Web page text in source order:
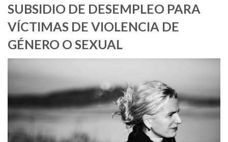
SUBSIDIO DE DESEMPLEO PARA
VÍCTIMAS DE VIOLENCIA DE
GÉNERO O SEXUAL